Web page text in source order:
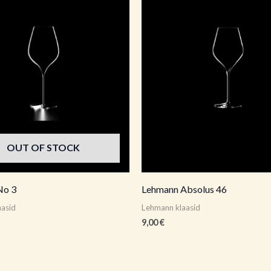
OUT OF STOCK
3 Lehmann Absolus 46
Lehmann klaasid
9,00€